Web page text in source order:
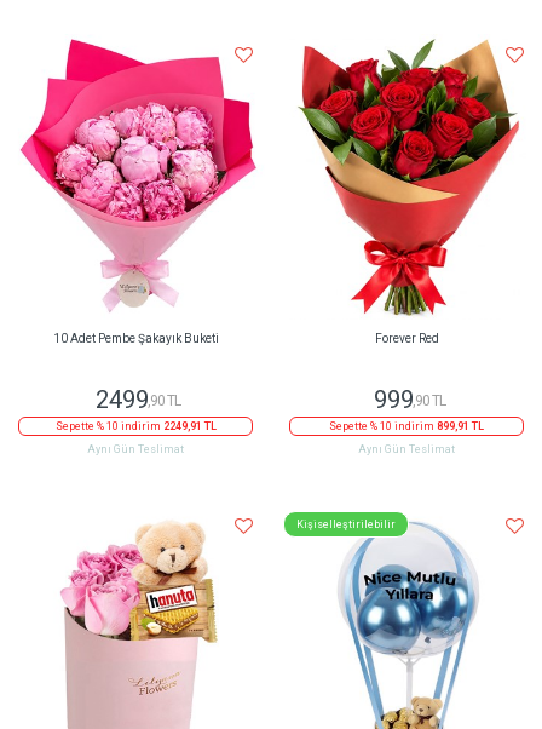
10 Adet Pembe Şakayık Buketi
2499 ,90 TL
Sepette % 10 indirim 2249,91 TL
Aynı Gün Teslimat
Forever Red
999,90 TL
Sepette % 10 indirim 899,91 TL
Aynı Gün Teslimat
Kişiselleştirilebilir